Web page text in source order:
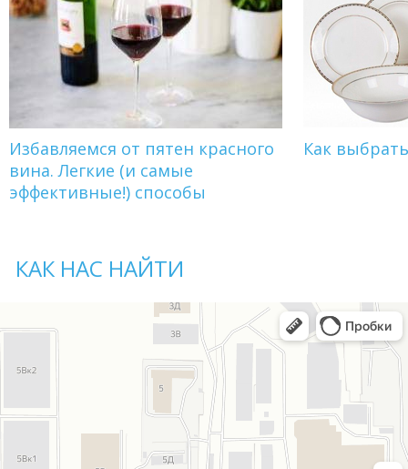
Избавляемся от пятен красного
вина. Легкие (и самые
эффективные!) способы
Как
КАК НАС НАЙТИ